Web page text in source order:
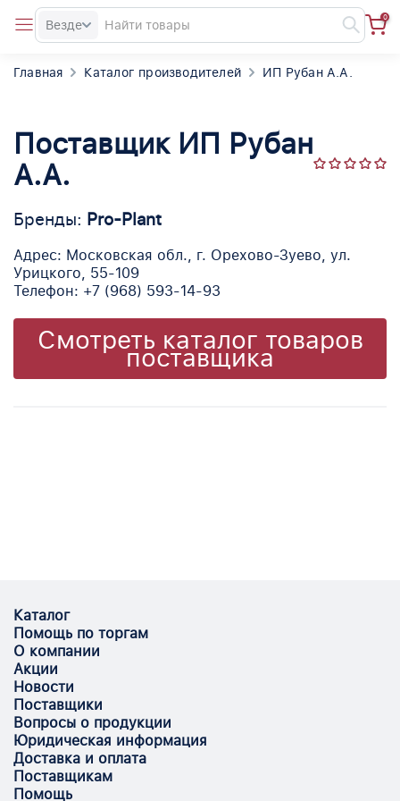
Везде
0
Главная Каталог производителей ИП Рубан А.А.
Поставщик ИП Рубан
А.А.
Бренды: Pro-Plant
Адрес: Московская обл., г. Орехово-Зуево, ул.
Урицкого, 55-109
Телефон: +7 (968) 593-14-93
Смотреть каталог товаров
поставщика
Каталог
Помощь по торгам
О компании
Акции
Новости
Поставщики
Вопросы о продукции
Юридическая информация
Доставка и оплата
Поставщикам
Помощь